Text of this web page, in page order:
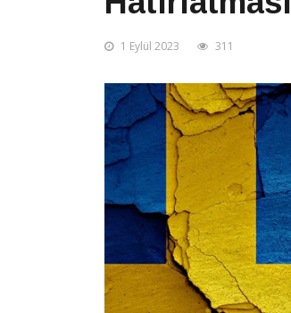
1 Eylül 2023 311